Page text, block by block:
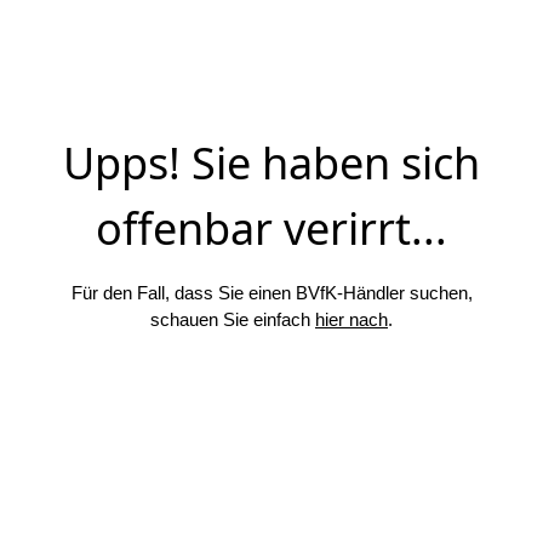
Upps! Sie haben sich
offenbar verirrt...
Für den Fall, dass Sie einen BVfK-Händler suchen,
schauen Sie einfach hier nach.